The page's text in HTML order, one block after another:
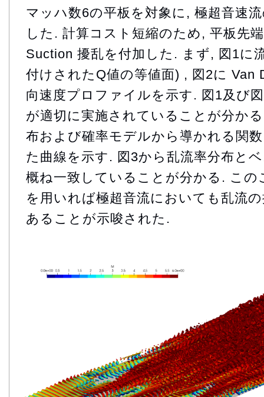
マッハ数6の平板を対象に, 極超音速
した. 計算コスト短縮のため, 平板先
Suction 擾乱を付加した. まず, 図1に
付けされたQ値の等値面) , 図2に Van
向速度プロファイルを示す. 図1及び
が適切に実施されていることが分か
布および確率モデルから導かれる関
た曲線を示す. 図3から乱流率分布と
概ね一致していることが分かる. こ
を用いれば極超音流においても乱流
あることが示唆された.